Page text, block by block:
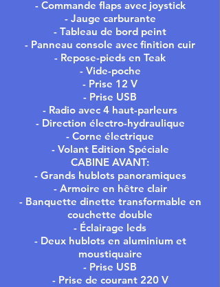
- Commande flaps avec joystick
- Jauge carburante
- Tableau de bord peint
- Panneau console avec finition cuir
- Repose-pieds en Teak
- Vide-poche
- Prise 12 V
- Prise USB
- Radio avec 4 haut-parleurs
- Direction électro-hydraulique
- Corne électrique
- Volant Edition Spéciale
CABINE AVANT:
- Grands hublots panoramiques
- Armoire en hêtre clair
- Banquette dinette transformable en
couchette double
- Éclairage leds
- Deux hublots en aluminium et
moustiquaire
- Prise USB
- Prise de courant 220 V